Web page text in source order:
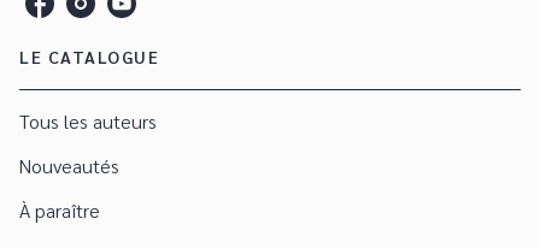
LE CATALOGUE
Tous les auteurs
Nouveautés
À paraître